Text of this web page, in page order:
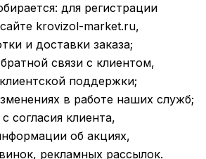
для регистрации
krovizol-market.ru,
и доставки заказа;
связи с клиентом,
поддержки;
в работе наших служб;
согласия клиента,
об акциях,
рекламных рассылок.